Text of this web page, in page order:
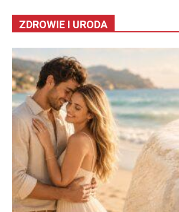
ZDROWIE I URODA